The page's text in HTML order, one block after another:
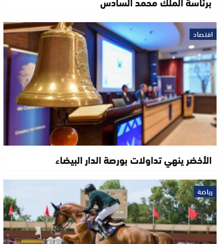
اقتصاد
الأخضر ينهي تداولات بورصة الدار البيضاء
رياضة